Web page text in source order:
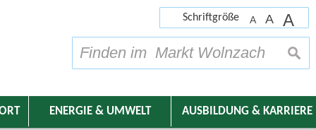
Schriftgröße A A A
ENERGIE & UMWELT AUSBILDUNG & KARRIERE